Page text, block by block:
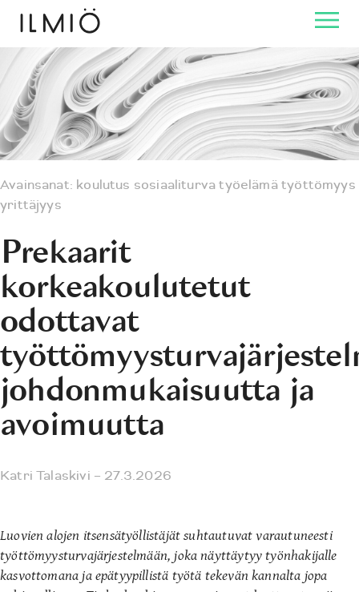
Avainsanat: koulutus sosiaaliturva työelämä työttömyys
yrittäjyys
Prekaarit
korkeakoulutetut
odottavat
johdonmukaisuutta ja
avoimuutta
Katri Talaskivi – 27.3.2026
Luovien alojen itsensätyöllistäjät suhtautuvat varautuneesti
työttömyysturvajärjestelmään, joka näyttäytyy työnhakijalle
kasvottomana ja epätyypillistä työtä tekevän kannalta jopa